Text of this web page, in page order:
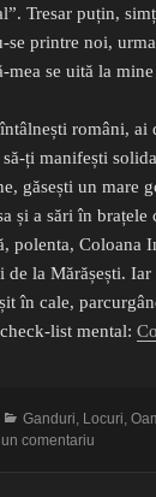
Tresar puțin,
se printre noi,
se uită la
români, ai
ți manifești
găsești un mare
și a sări în
polenta, Coloana
de la Mărășești.
în cale,
list mental:
Categorii
Ganduri, Locuri,
comentariu